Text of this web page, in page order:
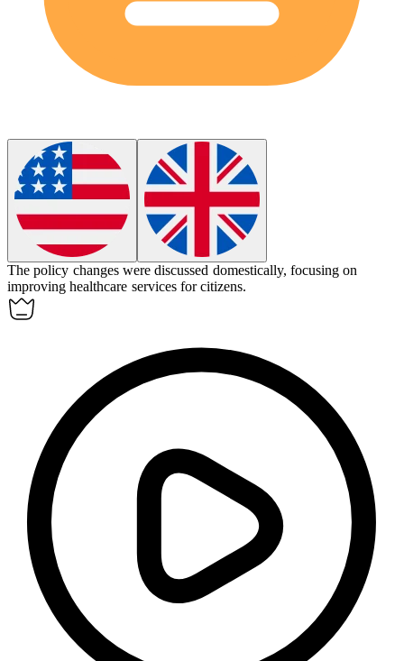
The policy changes were discussed domestically, focusing on
improving healthcare services for citizens.